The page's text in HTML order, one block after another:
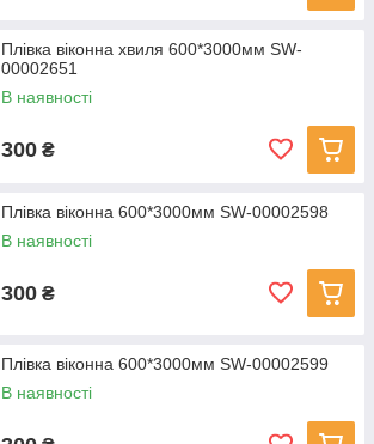
Плівка віконна хвиля 600*3000мм SW-
00002651
В наявності
300 ₴
Плівка віконна 600*3000мм SW-00002598
В наявності
300 ₴
Плівка віконна 600*3000мм SW-00002599
В наявності